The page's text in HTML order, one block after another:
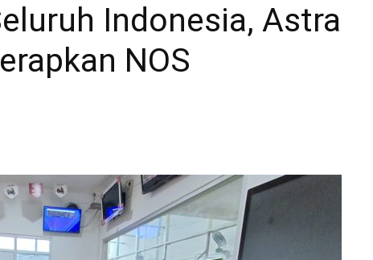
Indonesia, Astra
NOS